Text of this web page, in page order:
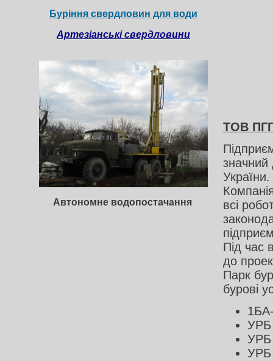
ТОВ
значний
всі
Під час
до
Парк
бурові
УРБ
УРБ
УРБ
Буріння свердловин для води
Артезіанські свердловини
Автономне водопостачання